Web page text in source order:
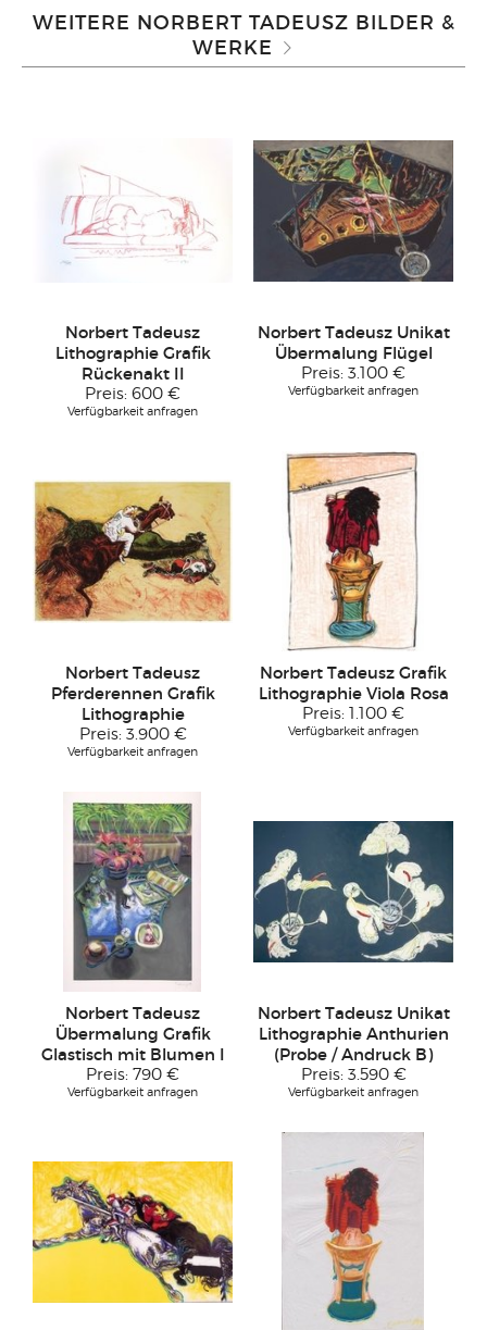
WEITERE NORBERT TADEUSZ BILDER &
WERKE
Norbert Tadeusz
Lithographie Grafik
Rückenakt II
Preis: 600 €
Verfügbarkeit anfragen
Norbert Tadeusz Unikat
Übermalung Flügel
Preis: 3.100 €
Verfügbarkeit anfragen
Norbert Tadeusz
Pferderennen Grafik
Lithographie
Preis: 3.900 €
Verfügbarkeit anfragen
Norbert Tadeusz Grafik
Lithographie Viola Rosa
Preis: 1.100 €
Verfügbarkeit anfragen
Norbert Tadeusz
Übermalung Grafik
Glastisch mit Blumen I
Preis: 790 €
Verfügbarkeit anfragen
Norbert Tadeusz Unikat
Lithographie Anthurien
(Probe / Andruck B)
Preis: 3.590 €
Verfügbarkeit anfragen